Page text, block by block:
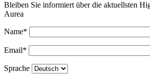
Bleiben Sie informiert über die aktuellsten
Aurea
Name*
Email*
Sprache